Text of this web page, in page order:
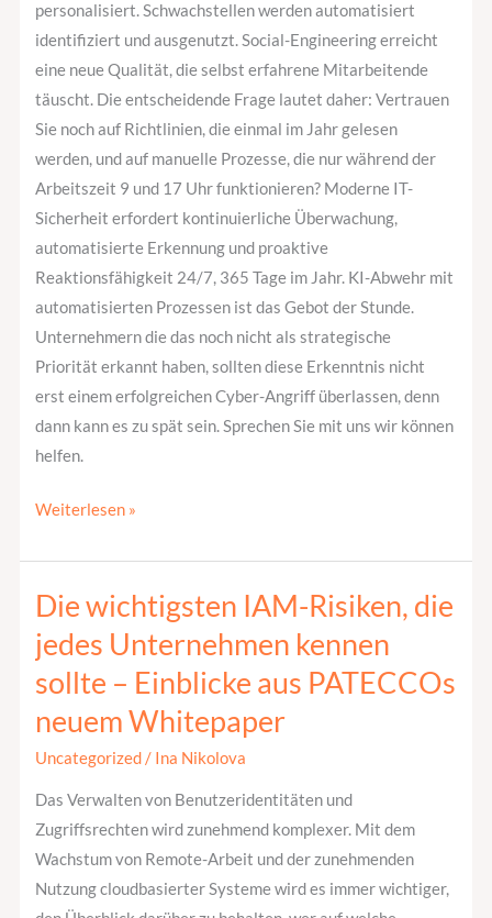
personalisiert. Schwachstellen werden automatisiert
identifiziert und ausgenutzt. Social-Engineering erreicht
eine neue Qualität, die selbst erfahrene Mitarbeitende
täuscht. Die entscheidende Frage lautet daher: Vertrauen
Sie noch auf Richtlinien, die einmal im Jahr gelesen
werden, und auf manuelle Prozesse, die nur während der
Arbeitszeit 9 und 17 Uhr funktionieren? Moderne IT-
Sicherheit erfordert kontinuierliche Überwachung,
automatisierte Erkennung und proaktive
Reaktionsfähigkeit 24/7, 365 Tage im Jahr. KI-Abwehr mit
automatisierten Prozessen ist das Gebot der Stunde.
Unternehmern die das noch nicht als strategische
Priorität erkannt haben, sollten diese Erkenntnis nicht
erst einem erfolgreichen Cyber-Angriff überlassen, denn
dann kann es zu spät sein. Sprechen Sie mit uns wir können
helfen.
Weiterlesen »
Die wichtigsten IAM-Risiken, die
jedes Unternehmen kennen
sollte – Einblicke aus PATECCOs
neuem Whitepaper
Uncategorized/ Ina Nikolova
Das Verwalten von Benutzeridentitäten und
Zugriffsrechten wird zunehmend komplexer. Mit dem
Wachstum von Remote-Arbeit und der zunehmenden
Nutzung cloudbasierter Systeme wird es immer wichtiger,
Die
wichtigsten
IAM-
Risiken,
die
jedes
kennen
sollte
–
Einblicke